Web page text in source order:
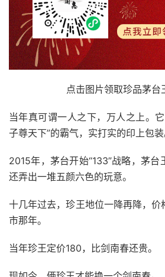
点击图片领取珍品茅台
当年真可谓一人之下，万人之上。
子尊天下”的霸气，实打实的印上包装
2015年，茅台开始“133”战略，茅台
还弄出一堆五颜六色的玩意。
十几年过去，珍王地位一降再降，价
市那年。
当年珍王定价180，比剑南春还贵。